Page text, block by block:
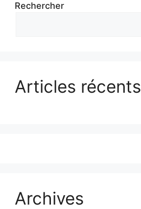
Rechercher
Articles récents
Archives